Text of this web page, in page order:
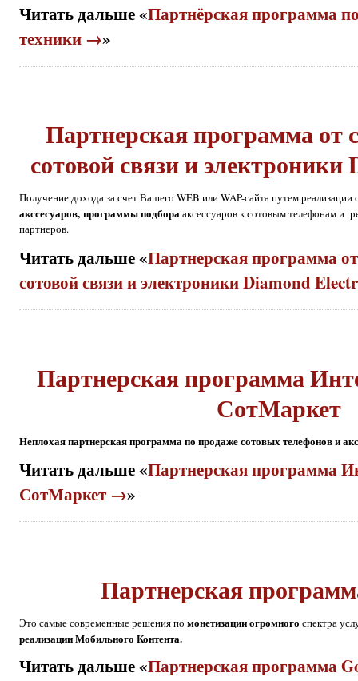
Читать дальше «Партнёрская программа
техники →»
Партнерская программа от
сотовой связи и
Получение дохода за счет Вашего WEB или WAP-сайта путем
акссесуаров, программы подборааксессуаров к сотовым телефонам и
партнеров.
Читать дальше «Партнерская программа
сотовой связи и электроники Diamond
Партнерская программа
СотМаркет
Неплохая партнерская программа по продаже сотовых телефонов и
Читать дальше «Партнерская программа
СотМаркет →»
Партнерская
Это самые современные решения по монетизации огромного спектра
реализации Мобильного Контента.
Читать дальше «Партнерская программа